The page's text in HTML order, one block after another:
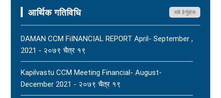
आर्थिक गतिविधि सबै हेर्नुहोस
DAMAN CCM FiINANCIAL REPORT April- September ,
2021 - २०७९ चैत्र १९
Kapilvastu CCM Meeting Financial- August-
December 2021 - २०७९ चैत्र १९